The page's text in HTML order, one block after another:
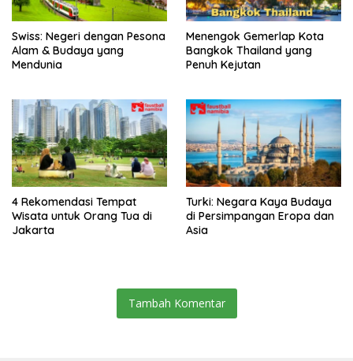
Swiss: Negeri dengan Pesona
Alam & Budaya yang
Mendunia
Menengok Gemerlap Kota
Bangkok Thailand yang
Penuh Kejutan
4 Rekomendasi Tempat
Wisata untuk Orang Tua di
Jakarta
Turki: Negara Kaya Budaya
di Persimpangan Eropa dan
Asia
Tambah Komentar